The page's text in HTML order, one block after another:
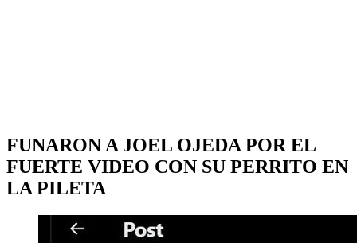
FUNARON A JOEL OJEDA POR EL
FUERTE VIDEO CON SU PERRITO EN
LA PILETA